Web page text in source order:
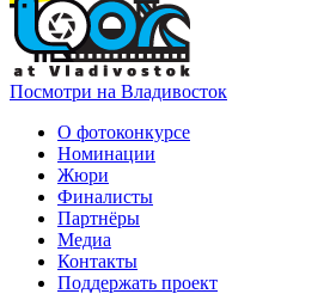
Посмотри на Владивосток
О фотоконкурсе
Номинации
Жюри
Финалисты
Партнёры
Медиа
Контакты
Поддержать проект